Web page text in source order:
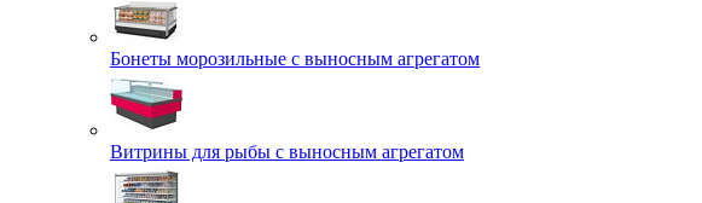
Бонеты морозильные с выносным агрегатом
Витрины для рыбы с выносным агрегатом